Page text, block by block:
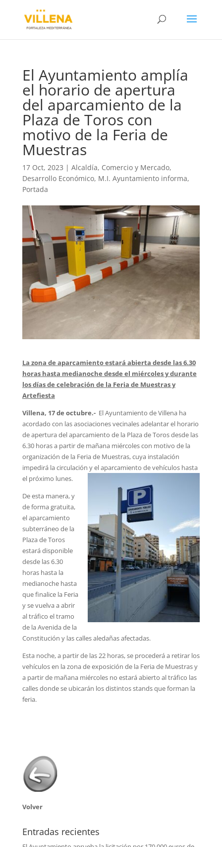
El Ayuntamiento amplía
el horario de apertura
del aparcamiento de la
Plaza de Toros con
motivo de la Feria de
Muestras
17 Oct, 2023 | Alcaldía, Comercio y Mercado,
Desarrollo Económico, M.I. Ayuntamiento informa,
Portada
La zona de aparcamiento estará abierta desde las 6.30
horas hasta medianoche desde el miércoles y durante
los días de celebración de la Feria de Muestras y
Artefiesta
Villena, 17 de octubre.- El Ayuntamiento de Villena ha
acordado con las asociaciones vecinales adelantar el horario
de apertura del aparcamiento de la Plaza de Toros desde las
6.30 horas a partir de mañana miércoles con motivo de la
organización de la Feria de Muestras, cuya instalación
impedirá la circulación y el aparcamiento de vehículos hasta
el próximo lunes.
De esta manera, y
de forma gratuita,
el aparcamiento
subterráneo de la
Plaza de Toros
estará disponible
desde las 6.30
horas hasta la
medianoche hasta
que finalice la Feria
y se vuelva a abrir
al tráfico el tramo
de la Avenida de la
Constitución y las calles aledañas afectadas.
Esta noche, a partir de las 22 horas, se procederá a retirar los
vehículos en la zona de exposición de la Feria de Muestras y
a partir de mañana miércoles no estará abierto al tráfico las
calles donde se ubicarán los distintos stands que forman la
feria.
Volver
Entradas recientes